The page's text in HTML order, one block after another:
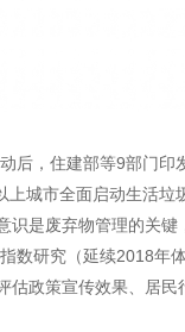
后，住建部等9部门
城市全面启动生活垃
识是废弃物管理的关
数研究（延续2018年
估政策宣传效果、居民